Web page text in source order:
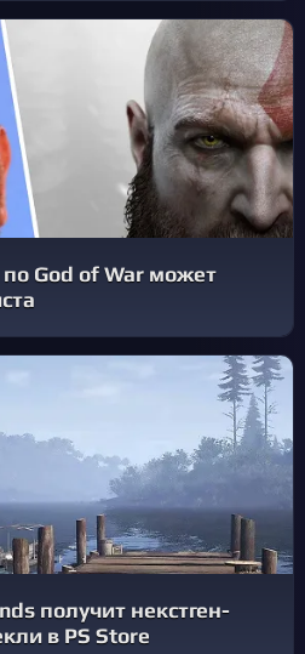
God of War может
получит некстген-
в PS Store